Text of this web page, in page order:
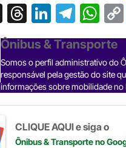
X
T
hr
e
a
d
s
Li
n
ke
dI
n
T
el
e
gr
a
m
W
h
at
s
A
p
p
p
Ônibus & Transporte
Somos o perfil administrativo do
responsável pela gestão do site
informações sobre mobilidade no
CLIQUE AQUI e siga o
Ônibus & Transporteno